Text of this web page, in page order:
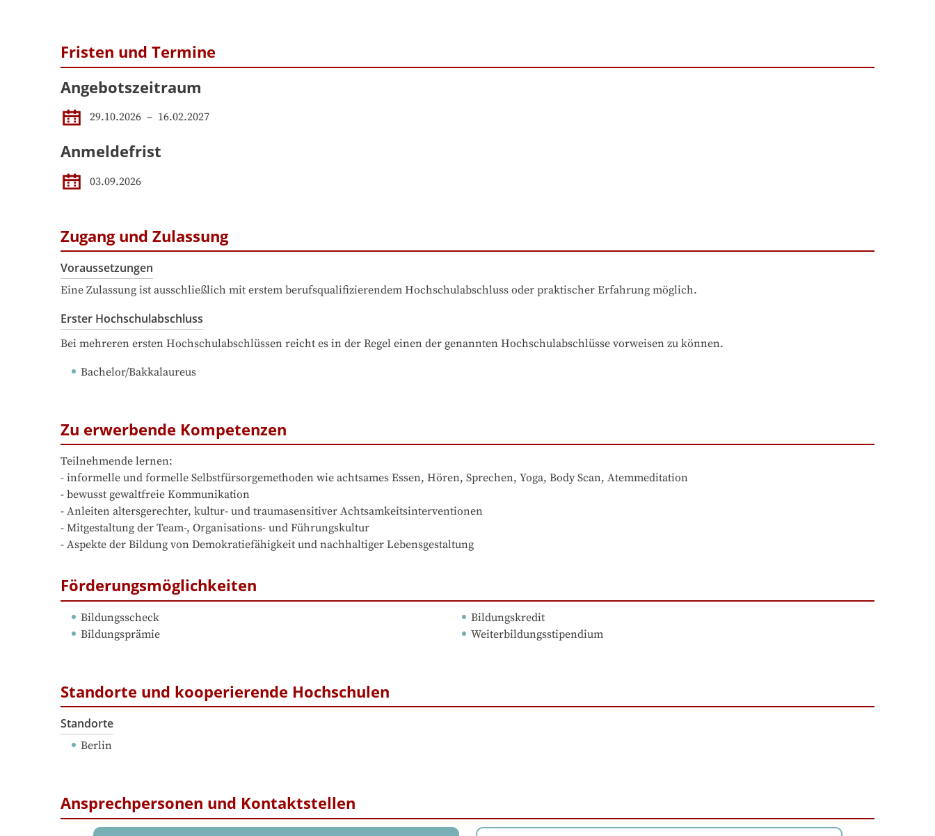
Fristen und Termine
Angebotszeitraum
29.10.2026 – 16.02.2027
Anmeldefrist
03.09.2026
Zugang und Zulassung
Voraussetzungen
Eine Zulassung ist ausschließlich mit erstem berufsqualifizierendem Hochschulabschluss oder praktischer Erfahrung möglich.
Erster Hochschulabschluss
Bei mehreren ersten Hochschulabschlüssen reicht es in der Regel einen der genannten Hochschulabschlüsse vorweisen zu können.
Bachelor/Bakkalaureus
Zu erwerbende Kompetenzen
Teilnehmende lernen:
- informelle und formelle Selbstfürsorgemethoden wie achtsames Essen, Hören, Sprechen, Yoga, Body Scan, Atemmeditation
- bewusst gewaltfreie Kommunikation
- Anleiten altersgerechter, kultur- und traumasensitiver Achtsamkeitsinterventionen
- Mitgestaltung der Team-, Organisations- und Führungskultur
- Aspekte der Bildung von Demokratiefähigkeit und nachhaltiger Lebensgestaltung
Förderungsmöglichkeiten
Bildungsscheck
Bildungskredit
Bildungsprämie
Weiterbildungsstipendium
Standorte und kooperierende Hochschulen
Standorte
Berlin
Ansprechpersonen und Kontaktstellen